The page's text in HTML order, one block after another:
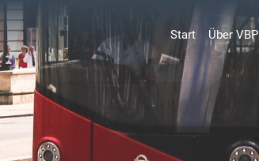
Start(current)
Über VBP